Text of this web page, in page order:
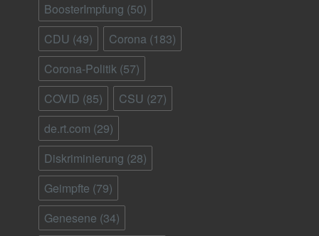
BoosterImpfung (50)
CDU (49) Corona (183)
Corona-Politik (57)
COVID (85) CSU (27)
de.rt.com (29)
Diskriminierung (28)
Geimpfte (79)
Genesene (34)